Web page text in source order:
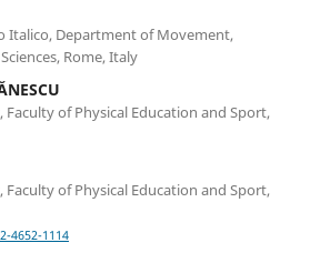
Italico, Department of Movement,
Rome, Italy
Faculty of Physical Education and Sport,
Faculty of Physical Education and Sport,
4652-1114